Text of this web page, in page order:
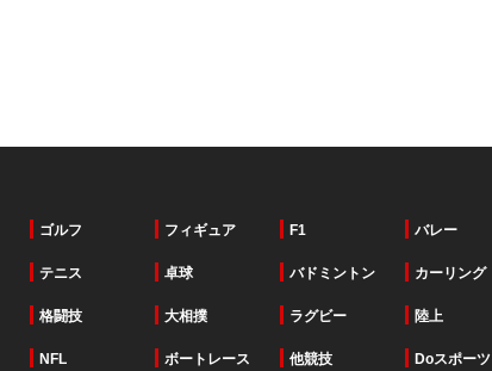
ゴルフ フィギュア F1 バレー
テニス 卓球 バドミントン カーリング
格闘技 大相撲 ラグビー 陸上
NFL ボートレース 他競技 Doスポーツ